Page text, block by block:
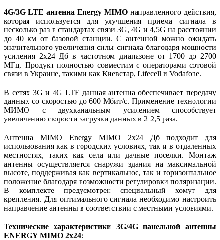
4G/3G LTE антенна Energy MIMO направленного действия,
которая используется для улучшения приема сигнала в
несколько раз в стандартах связи 3G, 4G и 4,5G на расстоянии
до 40 км от базовой станции. С антенной можно ожидать
значительного увеличения силы сигнала благодаря мощности
усиления 2х24 Дб в частотном диапазоне от 1700 до 2700
МГц. Продукт полностью совместим с операторами сотовой
связи в Украине, такими как Киевстар, Lifecell и Vodafone.
В сетях 3G и 4G LTE данная антенна обеспечивает передачу
данных со скоростью до 600 Мбит/с. Применение технологии
МИМО с двухканальным усилением способствует
увеличению скорости загрузки данных в 2-2,5 раза.
Антенна MIMO Energy MIMO 2х24 Дб подходит для
использования как в городских условиях, так и в отдаленных
местностях, таких как села или дачные поселки. Монтаж
антенны осуществляется снаружи здания на максимальной
высоте, поддерживая как вертикальное, так и горизонтальное
положение благодаря возможности регулировки поляризации.
В комплекте предусмотрен специальный хомут для
крепления. Для оптимального сигнала необходимо настроить
направление антенны в соответствии с местными условиями.
Технические характеристики 3G/4G панельной антенны
ENERGY MIMO 2x24: